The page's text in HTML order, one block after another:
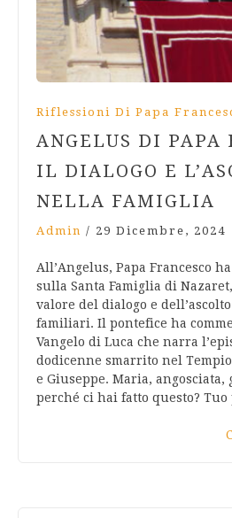
Riflessioni Di Papa
ANGELUS DI PAPA
IL DIALOGO E
NELLA FAMIGLIA
Admin / 29 Dicembre, 2024
All’Angelus, Papa Francesco
sulla Santa Famiglia di
valore del dialogo e
familiari. Il pontefice ha
Vangelo di Luca che narra
dodicenne smarrito nel
e Giuseppe. Maria, angosciata,
perché ci hai fatto questo? Tuo